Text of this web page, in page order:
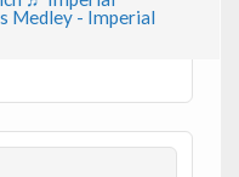
Medley - Imperial